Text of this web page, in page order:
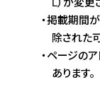
掲載期間
除された
ページのア
あります。